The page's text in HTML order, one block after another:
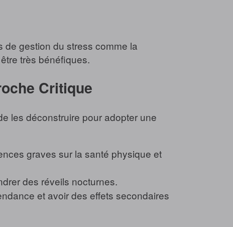
gestion du stress comme la
très bénéfiques.
Critique
les déconstruire pour adopter une
graves sur la santé physique et
des réveils nocturnes.
et avoir des effets secondaires